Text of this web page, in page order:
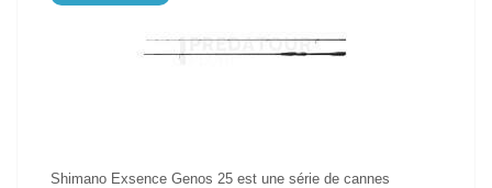
Shimano Exsence Genos 25 est une série de cannes